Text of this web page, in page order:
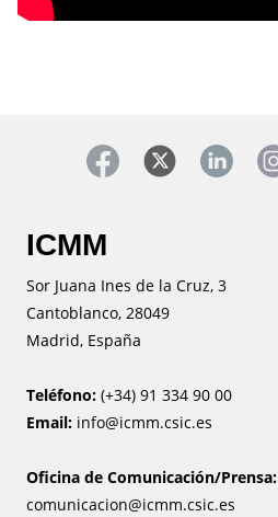
ICMM
Sor Juana Ines de la Cruz, 3
Cantoblanco, 28049
Madrid, España
Teléfono: (+34) 91 334 90 00
Email: info@icmm.csic.es
Oficina de Comunicación/Prensa:
comunicacion@icmm.csic.es